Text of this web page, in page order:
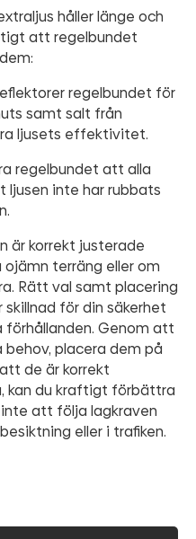
håller länge och
att regelbundet
regelbundet för
samt salt från
ljusets effektivitet.
regelbundet att alla
inte har rubbats
är korrekt justerade
terräng eller om
Rätt val samt placering
för din säkerhet
förhållanden. Genom att
placera dem på
de är korrekt
kan du kraftigt förbättra
att följa lagkraven
eller i trafiken.